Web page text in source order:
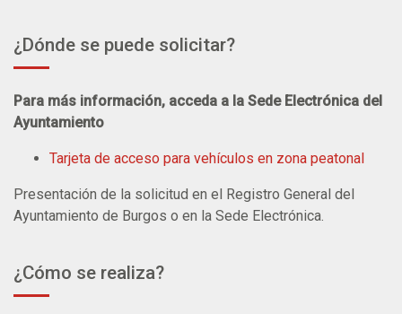
¿Dónde se puede solicitar?
Para más información, acceda a la Sede Electrónica del
Ayuntamiento
Tarjeta de acceso para vehículos en zona peatonal
Presentación de la solicitud en el Registro General del
Ayuntamiento de Burgos o en la Sede Electrónica.
¿Cómo se realiza?